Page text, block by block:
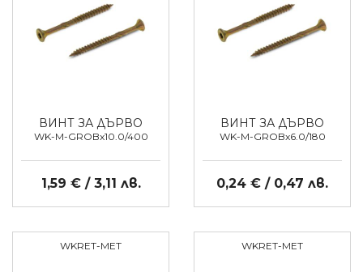
ВИНТ ЗА ДЪРВО
WK-M-GROBx10.0/400
1,59 € / 3,11 лв.
ВИНТ ЗА ДЪРВО
WK-M-GROBx6.0/180
0,24 € / 0,47 лв.
WKRET-MET WKRET-MET